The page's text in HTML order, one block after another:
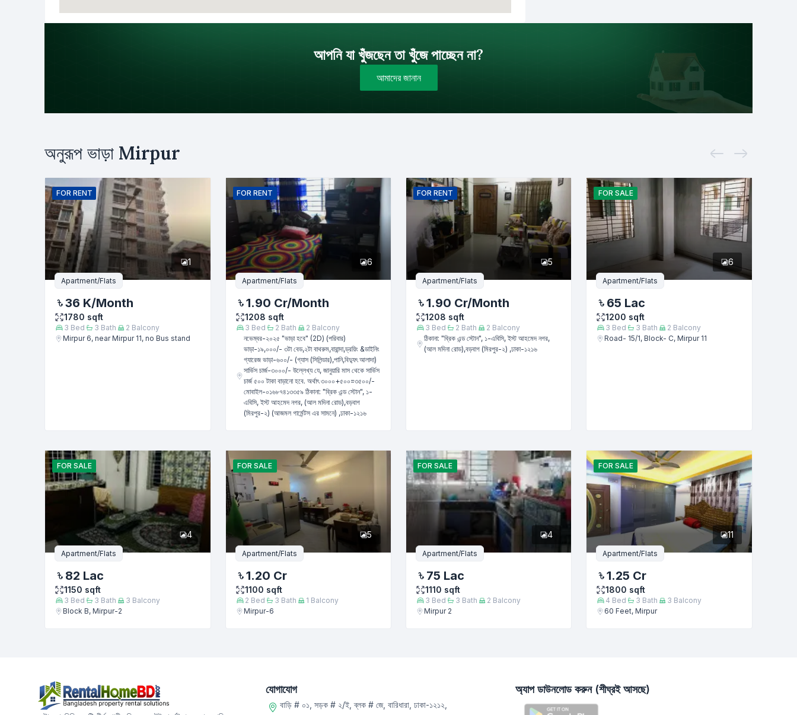
আপনি যা খুঁজছেন তা খুঁজে পাচ্ছেন না?
আমাদের জানান
ইমেইল
অনুরূপ ভাড়া Mirpur
FOR RENT
1
Apartment/Flats
36 K/Month
1780 sqft
3 Bed 3 Bath 2 Balcony
Mirpur 6, near Mirpur 11, no Bus stand
FOR RENT
6
Apartment/Flats
1.90 Cr/Month
1208 sqft
3 Bed 2 Bath 2 Balcony
নভেম্বর-২০২৫ "ভাড়া হবে" (2D) (পরিবার)
ভাড়া-১৯,০০০/- ৩টা বেড,২টা বাথরুম,বারান্দা,ড্রয়িং &ডাইনিং
গ্যারেজ ভাড়া-৬০০/- (গ্যাস (সিলিন্ডার),পানি,বিদ্যুৎ আলাদা)
সার্ভিস চার্জ-৩০০০/- উল্লেখ্য যে, জানুয়ারি মাস থেকে সার্ভিস
চার্জ ৫০০ টাকা বাড়ানো হবে. অর্থাৎ ৩০০০+৫০০=৩৫০০/-
মোবাইল-০১৬৮৭৪১৩৩৫৯ ঠিকানা: "ব্রিক এন্ড স্টোন", ১-
এবিসি, ইস্ট আহমেদ নগর, (আল মদিনা রোড),বড়বাগ
(মিরপুর-২) (আজমল গার্মেন্টস এর সামনে) ,ঢাকা-১২১৬
FOR RENT
5
Apartment/Flats
1.90 Cr/Month
1208 sqft
3 Bed 2 Bath 2 Balcony
ঠিকানা: "ব্রিক এন্ড স্টোন", ১-এবিসি, ইস্ট আহমেদ নগর,
(আল মদিনা রোড),বড়বাগ (মিরপুর-২) ,ঢাকা-১২১৬
FOR SALE
6
Apartment/Flats
65 Lac
1200 sqft
3 Bed 3 Bath 2 Balcony
Road- 15/1, Block- C, Mirpur 11
FOR SALE
4
Apartment/Flats
82 Lac
1150 sqft
3 Bed 3 Bath 3 Balcony
Block B, Mirpur-2
FOR SALE
5
Apartment/Flats
1.20 Cr
1100 sqft
2 Bed 3 Bath 1 Balcony
Mirpur-6
FOR SALE
4
Apartment/Flats
75 Lac
1110 sqft
3 Bed 3 Bath 2 Balcony
Mirpur 2
FOR SALE
11
Apartment/Flats
1.25 Cr
1800 sqft
4 Bed 3 Bath 3 Balcony
60 Feet, Mirpur
যোগাযোগ
বাড়ি # ০১, সড়ক # ২/ই, ব্লক # জে, বারিধারা, ঢাকা-১২১২,
অ্যাপ ডাউনলোড করুন (শীঘ্রই আসছে)